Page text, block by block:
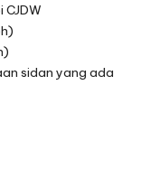
sidan yang ada